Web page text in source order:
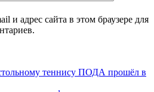
и адрес сайта в этом браузере для
теннису ПОДА прошёл в